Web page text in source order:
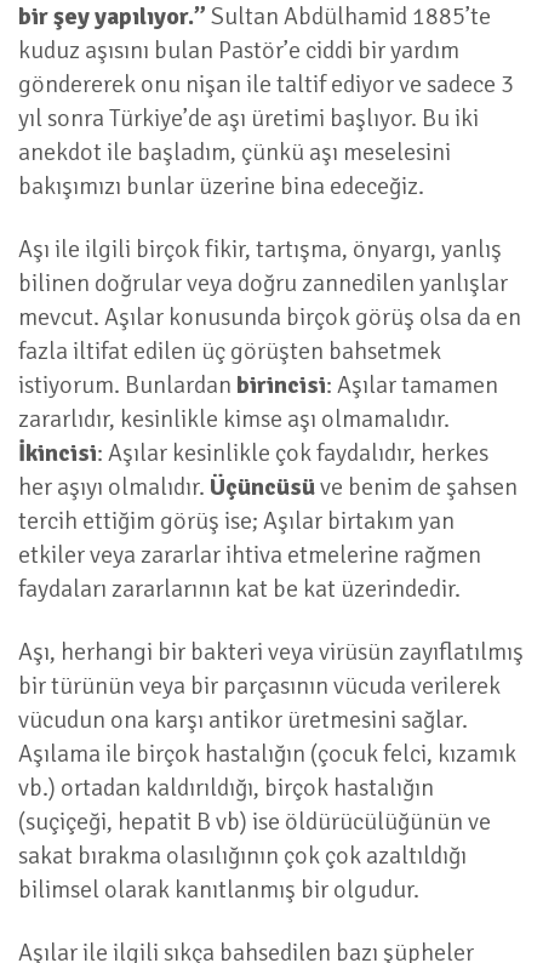
bir şey yapılıyor.” Sultan Abdülhamid 1885’te
kuduz aşısını bulan Pastör’e ciddi bir yardım
göndererek onu nişan ile taltif ediyor ve sadece 3
yıl sonra Türkiye’de aşı üretimi başlıyor. Bu iki
anekdot ile başladım, çünkü aşı meselesini
bakışımızı bunlar üzerine bina edeceğiz.
Aşı ile ilgili birçok fikir, tartışma, önyargı, yanlış
bilinen doğrular veya doğru zannedilen yanlışlar
mevcut. Aşılar konusunda birçok görüş olsa da en
fazla iltifat edilen üç görüşten bahsetmek
istiyorum. Bunlardan birincisi: Aşılar tamamen
zararlıdır, kesinlikle kimse aşı olmamalıdır.
İkincisi: Aşılar kesinlikle çok faydalıdır, herkes
her aşıyı olmalıdır. Üçüncüsüve benim de şahsen
tercih ettiğim görüş ise; Aşılar birtakım yan
etkiler veya zararlar ihtiva etmelerine rağmen
faydaları zararlarının kat be kat üzerindedir.
Aşı, herhangi bir bakteri veya virüsün zayıflatılmış
bir türünün veya bir parçasının vücuda verilerek
vücudun ona karşı antikor üretmesini sağlar.
Aşılama ile birçok hastalığın (çocuk felci, kızamık
vb.) ortadan kaldırıldığı, birçok hastalığın
(suçiçeği, hepatit B vb) ise öldürücülüğünün ve
sakat bırakma olasılığının çok çok azaltıldığı
bilimsel olarak kanıtlanmış bir olgudur.
Aşılar ile ilgili sıkça bahsedilen bazı şüpheler